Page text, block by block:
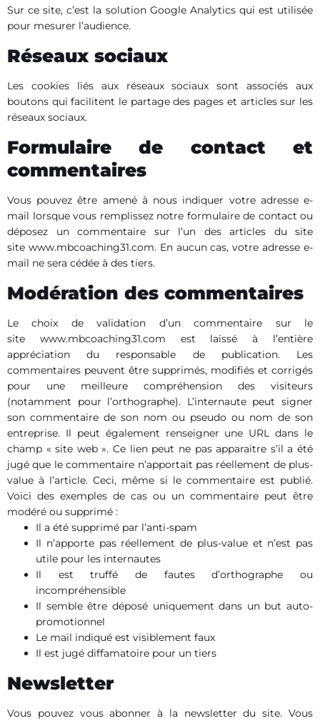
Sur ce site, c’est la solution Google Analytics qui est utilisée
pour mesurer l’audience.
Réseaux sociaux
Les cookies liés aux réseaux sociaux sont associés aux
boutons qui facilitent le partage des pages et articles sur les
réseaux sociaux.
Formulaire de contact et
commentaires
Vous pouvez être amené à nous indiquer votre adresse e-
mail lorsque vous remplissez notre formulaire de contact ou
déposez un commentaire sur l’un des articles du site
site www.mbcoaching31.com. En aucun cas, votre adresse e-
mail ne sera cédée à des tiers.
Modération des commentaires
Le choix de validation d’un commentaire sur le
site www.mbcoaching31.com est laissé à l’entière
appréciation du responsable de publication. Les
commentaires peuvent être supprimés, modifiés et corrigés
pour une meilleure compréhension des visiteurs
(notamment pour l’orthographe). L’internaute peut signer
son commentaire de son nom ou pseudo ou nom de son
entreprise. Il peut également renseigner une URL dans le
champ « site web ». Ce lien peut ne pas apparaitre s’il a été
jugé que le commentaire n’apportait pas réellement de plus-
value à l’article. Ceci, même si le commentaire est publié.
Voici des exemples de cas ou un commentaire peut être
modéré ou supprimé :
Il a été supprimé par l’anti-spam
Il n’apporte pas réellement de plus-value et n’est pas
utile pour les internautes
Il est truffé de fautes d’orthographe ou
incompréhensible
Il semble être déposé uniquement dans un but auto-
promotionnel
Le mail indiqué est visiblement faux
Il est jugé diffamatoire pour un tiers
Newsletter
Vous pouvez vous abonner à la newsletter du site. Vous